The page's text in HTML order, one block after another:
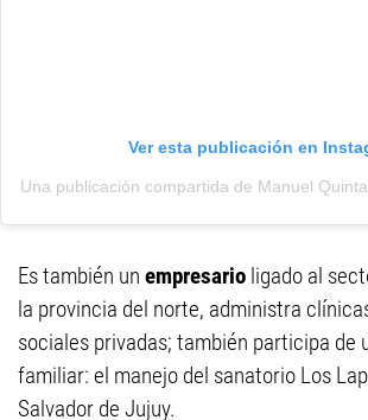
Ver esta publicación en
Es también un empresario ligado al
la provincia del norte, administra
sociales privadas; también participa de
familiar: el manejo del sanatorio Los
Salvador de Jujuy.